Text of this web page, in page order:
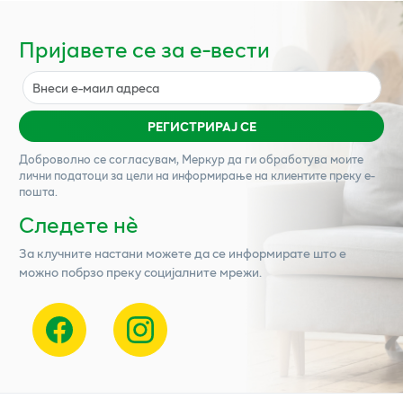
Пријавете се за е-вести
РЕГИСТРИРАЈ СЕ
Доброволно се согласувам, Меркурда ги обработува моите
лични податоци за цели на информирање на клиентите преку е-
пошта.
Следете нѐ
За клучните настани можете да се информирате што е
можно побрзо преку социјалните мрежи.